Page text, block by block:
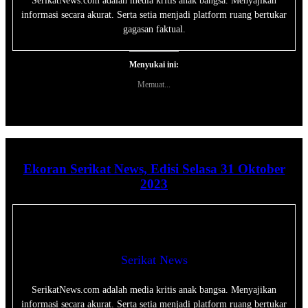
informasi secara akurat. Serta setia menjadi platform ruang bertukar
gagasan faktual.
Menyukai ini:
Memuat...
Ekoran Serikat News, Edisi Selasa 31 Oktober
2023
Serikat News
SerikatNews.com adalah media kritis anak bangsa. Menyajikan
informasi secara akurat. Serta setia menjadi platform ruang bertukar